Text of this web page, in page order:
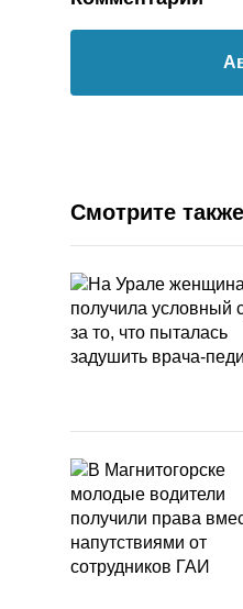
Смотрите также